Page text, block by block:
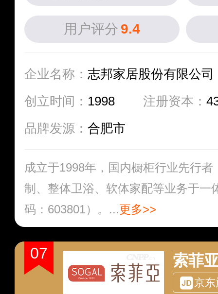
用户评分 9.4
企业名称： 志邦家居股份有限公司
创立时间： 1998 注册资本：
品牌发源： 合肥市
成立于1998年，国内橱柜行业先行
制、整体卫浴、软体家配等业务于一
码：603801）。...更多>>
07 索菲
京